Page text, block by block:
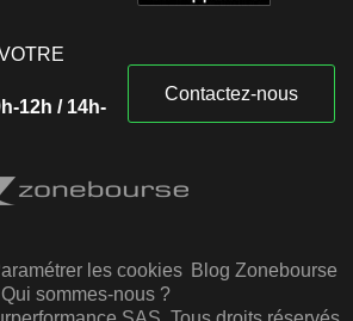
12h / 14h-
Contactez-nous
les cookies Blog Zonebourse
Qui sommes-nous ?